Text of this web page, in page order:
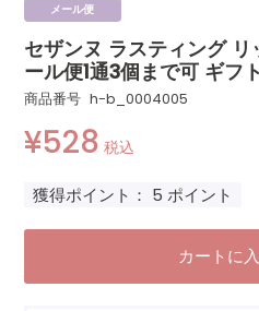
メール便
セザンヌ ラスティング
ール便1通3個まで可 ギフ
商品番号 h-b_0004005
¥528 税込
獲得ポイント： 5 ポイント
カートに